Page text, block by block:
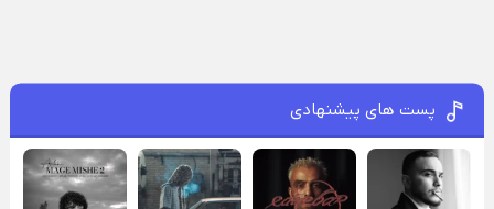
پست های پیشنهادی